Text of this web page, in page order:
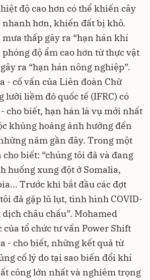
độ cao hơn có thể khiến cây
hơn, khiến đất bị khô.
thấp gây ra “hạn hán khí
độ ẩm cao hơn từ thực vật
ra “hạn hán nông nghiệp”.
- cố vấn của Liên đoàn Chữ
lưỡi liềm đỏ quốc tế (IFRC) có
cho biết, hạn hán là vụ mới nhất
khủng hoảng ảnh hưởng đến
năm gần đây. Trong một
cho biết: “chúng tôi đã và đang
huống xung đột ở Somalia,
Trước khi bắt đầu các đợt
đã gặp lũ lụt, tình hình COVID-
châu chấu”. Mohamed
của tổ chức tư vấn Power Shift
- cho biết, những kết quả từ
cố lý do tại sao biến đổi khí
công lớn nhất và nghiêm trọng